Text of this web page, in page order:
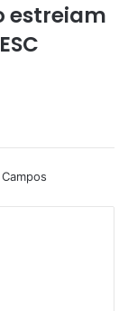
estreiam
Campos